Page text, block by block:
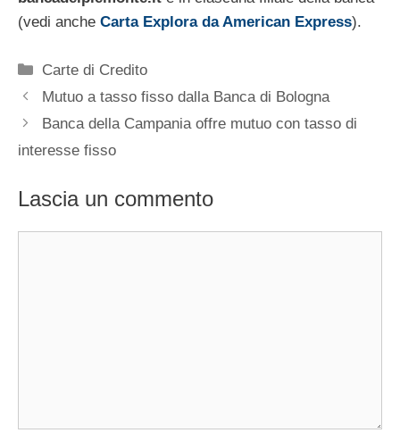
(vedi anche Carta Explora da American Express).
Categorie
Carte di Credito
Mutuo a tasso fisso dalla Banca di Bologna
Banca della Campania offre mutuo con tasso di
interesse fisso
Lascia un commento